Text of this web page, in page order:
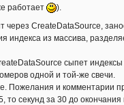
работает
).
через CreateDataSource,
индекса из массива,
сыпет
одной и той-же свечи.
Пожелания и комментарии
секунд за 30 до